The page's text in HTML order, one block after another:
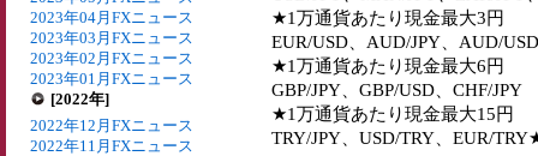
2023年04月FXニュース
2023年03月FXニュース
2023年02月FXニュース
2023年01月FXニュース
[2022年]
2022年12月FXニュース
2022年11月FXニュース
★1万通貨あたり現金最大3円
EUR/USD、AUD/JPY、AUD/
★1万通貨あたり現金最大6円
GBP/JPY、GBP/USD、CHF/JPY
★1万通貨あたり現金最大15円
TRY/JPY、USD/TRY、EUR/